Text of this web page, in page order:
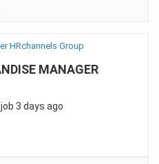
HRchannels Group
MANAGER
3 days ago